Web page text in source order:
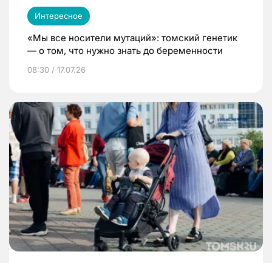
Интересное
«Мы все носители мутаций»: томский генетик
— о том, что нужно знать до беременности
08:30 / 17.07.26